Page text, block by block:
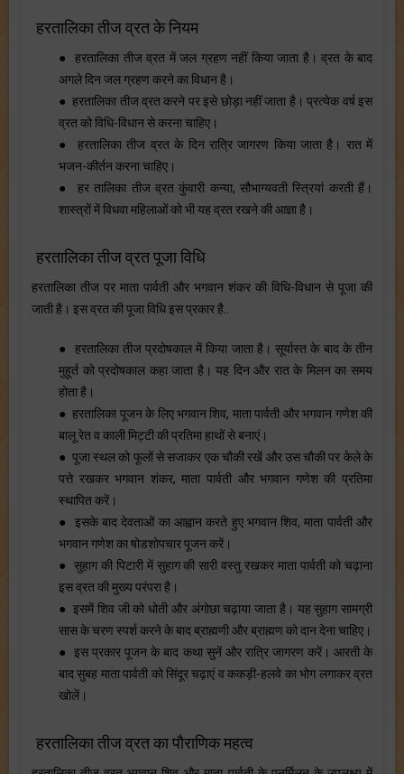
हरतालिका तीज व्रत के नियम
● हरतालिका तीज व्रत में जल ग्रहण नहीं किया जाता है। व्रत के बाद
अगले दिन जल ग्रहण करने का विधान है।
● हरतालिका तीज व्रत करने पर इसे छोड़ा नहीं जाता है। प्रत्येक वर्ष इस
व्रत को विधि-विधान से करना चाहिए।
● हरतालिका तीज व्रत के दिन रात्रि जागरण किया जाता है। रात में
भजन-कीर्तन करना चाहिए।
● हर तालिका तीज व्रत कुंवारी कन्या, सौभाग्यवती स्त्रियां करती हैं।
शास्त्रों में विधवा महिलाओं को भी यह व्रत रखने की आज्ञा है।
हरतालिका तीज व्रत पूजा विधि
हरतालिका तीज पर माता पार्वती और भगवान शंकर की विधि-विधान से पूजा की
जाती है। इस व्रत की पूजा विधि इस प्रकार है..
● हरतालिका तीज प्रदोषकाल में किया जाता है। सूर्यास्त के बाद के तीन
मुहूर्त को प्रदोषकाल कहा जाता है। यह दिन और रात के मिलन का समय
होता है।
● हरतालिका पूजन के लिए भगवान शिव, माता पार्वती और भगवान गणेश की
बालू रेत व काली मिट्टी की प्रतिमा हाथों से बनाएं।
● पूजा स्थल को फूलों से सजाकर एक चौकी रखें और उस चौकी पर केले के
पत्ते रखकर भगवान शंकर, माता पार्वती और भगवान गणेश की प्रतिमा
स्थापित करें।
● इसके बाद देवताओं का आह्वान करते हुए भगवान शिव, माता पार्वती और
भगवान गणेश का षोडशोपचार पूजन करें।
● सुहाग की पिटारी में सुहाग की सारी वस्तु रखकर माता पार्वती को चढ़ाना
इस व्रत की मुख्य परंपरा है।
● इसमें शिव जी को धोती और अंगोछा चढ़ाया जाता है। यह सुहाग सामग्री
सास के चरण स्पर्श करने के बाद ब्राह्मणी और ब्राह्मण को दान देना चाहिए।
● इस प्रकार पूजन के बाद कथा सुनें और रात्रि जागरण करें। आरती के
बाद सुबह माता पार्वती को सिंदूर चढ़ाएं व ककड़ी-हलवे का भोग लगाकर व्रत
खोलें।
हरतालिका तीज व्रत का पौराणिक महत्व